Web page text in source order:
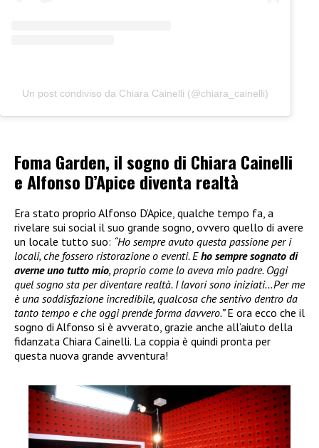
Un post condiviso da Chiara Cainelli (@chiara_cainelli)
Foma Garden, il sogno di Chiara Cainelli
e Alfonso D’Apice diventa realtà
Era stato proprio Alfonso D’Apice, qualche tempo fa, a
rivelare sui social il suo grande sogno, ovvero quello di avere
un locale tutto suo: “Ho sempre avuto questa passione per i
locali, che fossero ristorazione o eventi. Eho sempre sognato di
averne uno tutto mio, proprio come lo aveva mio padre. Oggi
quel sogno sta per diventare realtà. I lavori sono iniziati…Per me
è una soddisfazione incredibile, qualcosa che sentivo dentro da
tanto tempo e che oggi prende forma davvero.”E ora ecco che il
sogno di Alfonso si è avverato, grazie anche all’aiuto della
fidanzata Chiara Cainelli. La coppia è quindi pronta per
questa nuova grande avventura!